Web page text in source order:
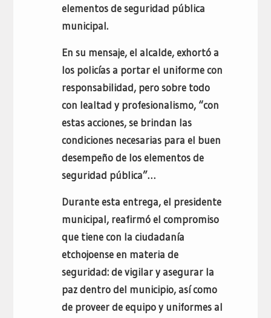
elementos de seguridad pública
municipal.
En su mensaje, el alcalde, exhortó a
los policías a portar el uniforme con
responsabilidad, pero sobre todo
con lealtad y profesionalismo, “con
estas acciones, se brindan las
condiciones necesarias para el buen
desempeño de los elementos de
seguridad pública”…
Durante esta entrega, el presidente
municipal, reafirmó el compromiso
que tiene con la ciudadanía
etchojoense en materia de
seguridad: de vigilar y asegurar la
paz dentro del municipio, así como
de proveer de equipo y uniformes al